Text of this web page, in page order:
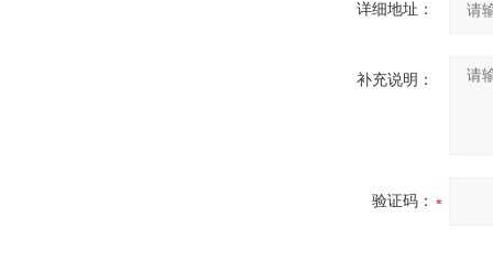
详细地址：
补充说明：
验证码：